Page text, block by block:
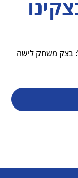
בצק משחק לישה